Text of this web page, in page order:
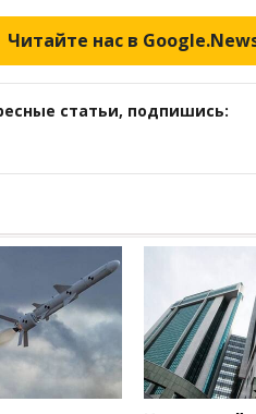
Читайте нас в
статьи, подпишись: